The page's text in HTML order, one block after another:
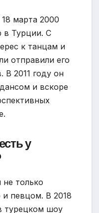
марта 2000
в Турции. С
к танцам и
отправили его
В 2011 году он
и вскоре
у
не только
певцом. В 2018
турецком шоу